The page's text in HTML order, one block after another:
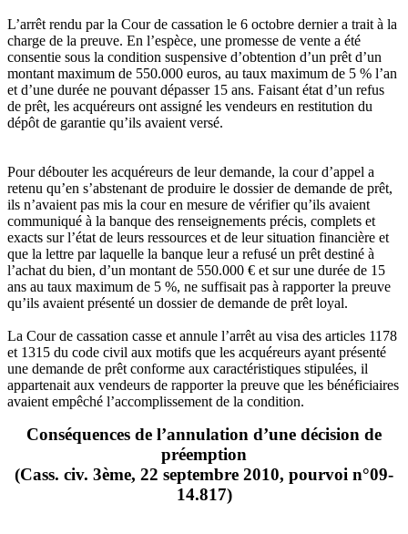
L’arrêt rendu par la Cour de cassation le 6 octobre dernier a trait à la
charge de la preuve. En l’espèce, une promesse de vente a été
consentie sous la condition suspensive d’obtention d’un prêt d’un
montant maximum de 550.000 euros, au taux maximum de 5 % l’an
et d’une durée ne pouvant dépasser 15 ans. Faisant état d’un refus
de prêt, les acquéreurs ont assigné les vendeurs en restitution du
dépôt de garantie qu’ils avaient versé.
Pour débouter les acquéreurs de leur demande, la cour d’appel a
retenu qu’en s’abstenant de produire le dossier de demande de prêt,
ils n’avaient pas mis la cour en mesure de vérifier qu’ils avaient
communiqué à la banque des renseignements précis, complets et
exacts sur l’état de leurs ressources et de leur situation financière et
que la lettre par laquelle la banque leur a refusé un prêt destiné à
l’achat du bien, d’un montant de 550.000 € et sur une durée de 15
ans au taux maximum de 5 %, ne suffisait pas à rapporter la preuve
qu’ils avaient présenté un dossier de demande de prêt loyal.
La Cour de cassation casse et annule l’arrêt au visa des articles 1178
et 1315 du code civil aux motifs que les acquéreurs ayant présenté
une demande de prêt conforme aux caractéristiques stipulées, il
appartenait aux vendeurs de rapporter la preuve que les bénéficiaires
avaient empêché l’accomplissement de la condition.
Conséquences de l’annulation d’une décision de
préemption
(Cass. civ. 3ème, 22 septembre 2010, pourvoi n°09-
14.817)